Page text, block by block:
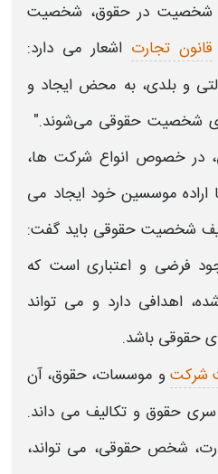
شخصیت در حقوق، شخصیت
قانون تجارت اشعار می دارد:
و بلدی، به محض ایجاد و
شخصیت حقوقی می‌شوند."
، در خصوص انواعشرکت ها،
موسسین خود ایجاد می
شخصیت حقوقی باید گفت:
فرضی و اعتباری است که
اهدافی دارد و می تواند
حقوقی باشد.
شرکتو موسسات، حقوق، آن
سری حقوقو تکالیف می داند.
شخص حقوقی، می تواند،